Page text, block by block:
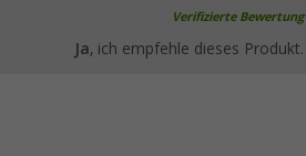
Verifizierte Bewertung
Ja, ich empfehle dieses Produkt.